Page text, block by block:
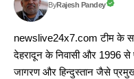
ByRajesh Pandey
newslive24x7.com टीम के
देहरादून के निवासी और 1996 से
जागरण और हिन्दुस्तान जैसे प्रमुख